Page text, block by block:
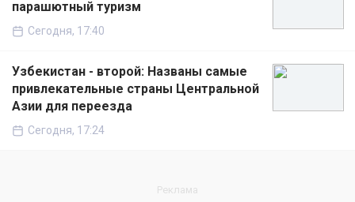
парашютный туризм
Сегодня, 17:40
Узбекистан - второй: Названы самые
привлекательные страны Центральной
Азии для переезда
Сегодня, 17:24